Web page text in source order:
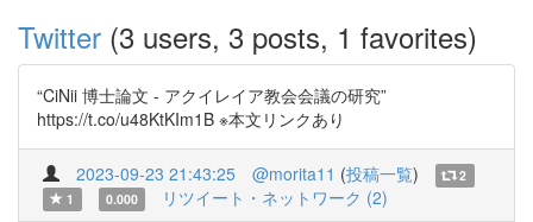
Twitter (3 users, 3 posts, 1 favorites)
“CiNii 博士論文 - アクイレイア教会会議の研究”
https://t.co/u48KtKIm1B ※本文リンクあり
2023-09-23 21:43:25 @morita11 (投稿一覧)
2
1
0.000 リツイート・ネットワーク (2)